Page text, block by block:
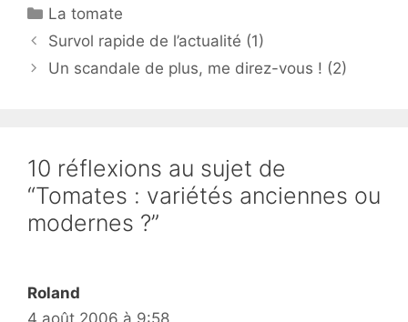
Catégories
La tomate
Survol rapide de l’actualité (1)
Un scandale de plus, me direz-vous ! (2)
10 réflexions au sujet de
“Tomates : variétés anciennes ou
modernes ?”
Roland
4 août 2006 à 9:58